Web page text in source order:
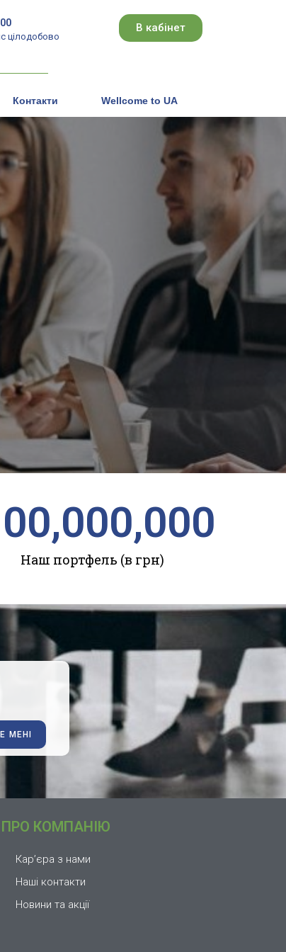
цілодобово
В кабінет
Контакти Wellcome to UA
Наш портфель (в грн)
МЕНІ
ПРО КОМПАНІЮ
Кар’єра з нами
Наші контакти
Новини та акції